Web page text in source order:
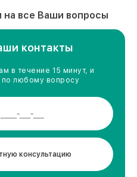
на все Ваши вопросы
контакты
в течение 15 минут, и
по любому вопросу
консультацию